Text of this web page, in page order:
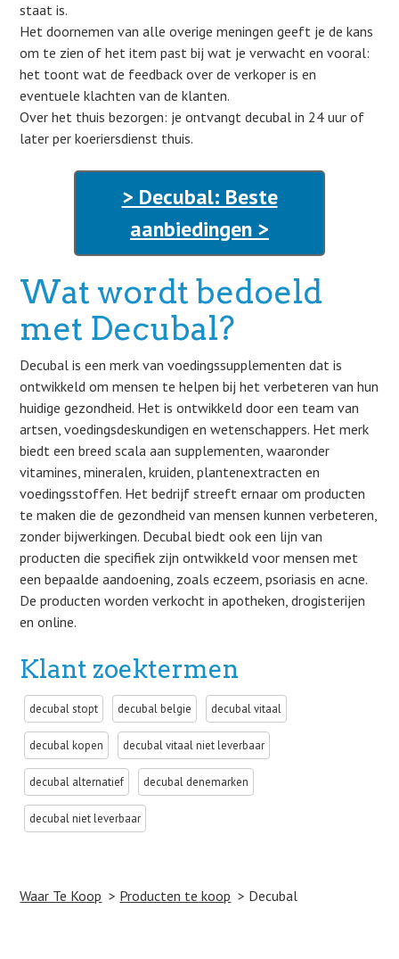
staat is.
Het doornemen van alle overige meningen geeft je de kans
om te zien of het item past bij wat je verwacht en vooral:
het toont wat de feedback over de verkoper is en
eventuele klachten van de klanten.
Over het thuis bezorgen: je ontvangt decubal in 24 uur of
later per koeriersdienst thuis.
> Decubal: Beste
aanbiedingen >
Wat wordt bedoeld
met Decubal?
Decubal is een merk van voedingssupplementen dat is
ontwikkeld om mensen te helpen bij het verbeteren van hun
huidige gezondheid. Het is ontwikkeld door een team van
artsen, voedingsdeskundigen en wetenschappers. Het merk
biedt een breed scala aan supplementen, waaronder
vitamines, mineralen, kruiden, plantenextracten en
voedingsstoffen. Het bedrijf streeft ernaar om producten
te maken die de gezondheid van mensen kunnen verbeteren,
zonder bijwerkingen. Decubal biedt ook een lijn van
producten die specifiek zijn ontwikkeld voor mensen met
een bepaalde aandoening, zoals eczeem, psoriasis en acne.
De producten worden verkocht in apotheken, drogisterijen
en online.
Klant zoektermen
decubal stopt decubal belgie decubal vitaal
decubal kopen decubal vitaal niet leverbaar
decubal alternatief decubal denemarken
decubal niet leverbaar
Waar Te Koop Producten te koop Decubal